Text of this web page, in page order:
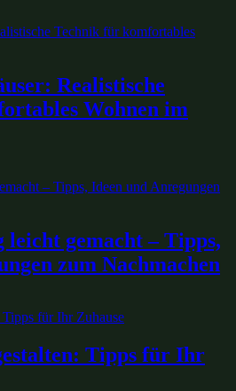
Realistische
Wohnen im
leicht gemacht – Tipps,
zum Nachmachen
Tipps für Ihr